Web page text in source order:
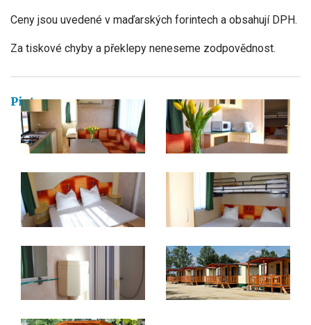
Ceny jsou uvedené v maďarských forintech a obsahují DPH.
Za tiskové chyby a překlepy neneseme zodpovědnost.
Pictures